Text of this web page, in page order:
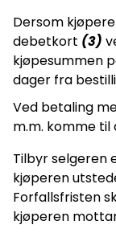
Dersom
debetkort (3)
kjøpesummen
dager fra
Ved betaling
m.m. komme til
Tilbyr selgeren
kjøperen
Forfallsfristen
kjøperen